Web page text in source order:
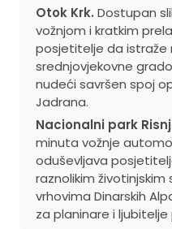
Otok Krk. Dostupan
vožnjom i kratkim
posjetitelje da istraže
srednjovjekovne
nudeći savršen spoj
Jadrana.
Nacionalni park
minuta vožnje
oduševljava
raznolikim
vrhovima Dinarskih
za planinare i ljubitelje